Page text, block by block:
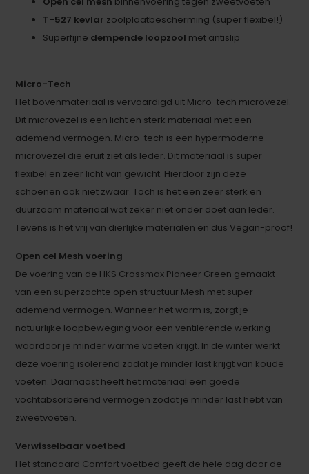
T-527 kevlar zoolplaatbescherming (super flexibel!)
Superfijne dempende loopzool met antislip
Micro-Tech
Het bovenmateriaal is vervaardigd uit Micro-tech microvezel.
Dit microvezel is een licht en sterk materiaal met een
ademend vermogen. Micro-tech is een hypermoderne
microvezel die eruit ziet als leder. Dit materiaal is super
flexibel en zeer licht van gewicht. Hierdoor zijn deze
schoenen ook niet zwaar. Toch is het een zeer sterk en
duurzaam materiaal wat zeker niet onder doet aan leder.
Tevens is het vrij van dierlijke materialen en dus Vegan-proof!
Open cel Mesh voering
De voering van de HKS Crossmax Pioneer Green gemaakt
van een superzachte open structuur Mesh met super
ademend vermogen. Wanneer het warm is, zorgt je
natuurlijke loopbeweging voor een ventilerende werking
waardoor je minder warme voeten krijgt. In de winter werkt
deze voering isolerend zodat je minder last krijgt van koude
voeten. Daarnaast heeft het materiaal een goede
vochtabsorberend vermogen zodat je minder last hebt van
zweetvoeten.
Verwisselbaar voetbed
Het standaard Comfort voetbed geeft de hele dag door de